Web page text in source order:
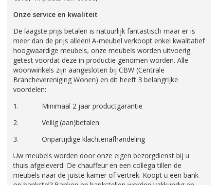
Onze service en kwaliteit
De laagste prijs betalen is natuurlijk fantastisch maar er is
meer dan de prijs alleen! A-meubel verkoopt enkel kwalitatief
hoogwaardige meubels, onze meubels worden uitvoerig
getest voordat deze in productie genomen worden. Alle
woonwinkels zijn aangesloten bij CBW (Centrale
Branchevereniging Wonen) en dit heeft 3 belangrijke
voordelen:
1. Minimaal 2 jaar productgarantie
2. Veilig (aan)betalen
3. Onpartijdige klachtenafhandeling
Uw meubels worden door onze eigen bezorgdienst bij u
thuis afgeleverd. De chauffeur en een collega tillen de
meubels naar de juiste kamer of vertrek. Koopt u een bank